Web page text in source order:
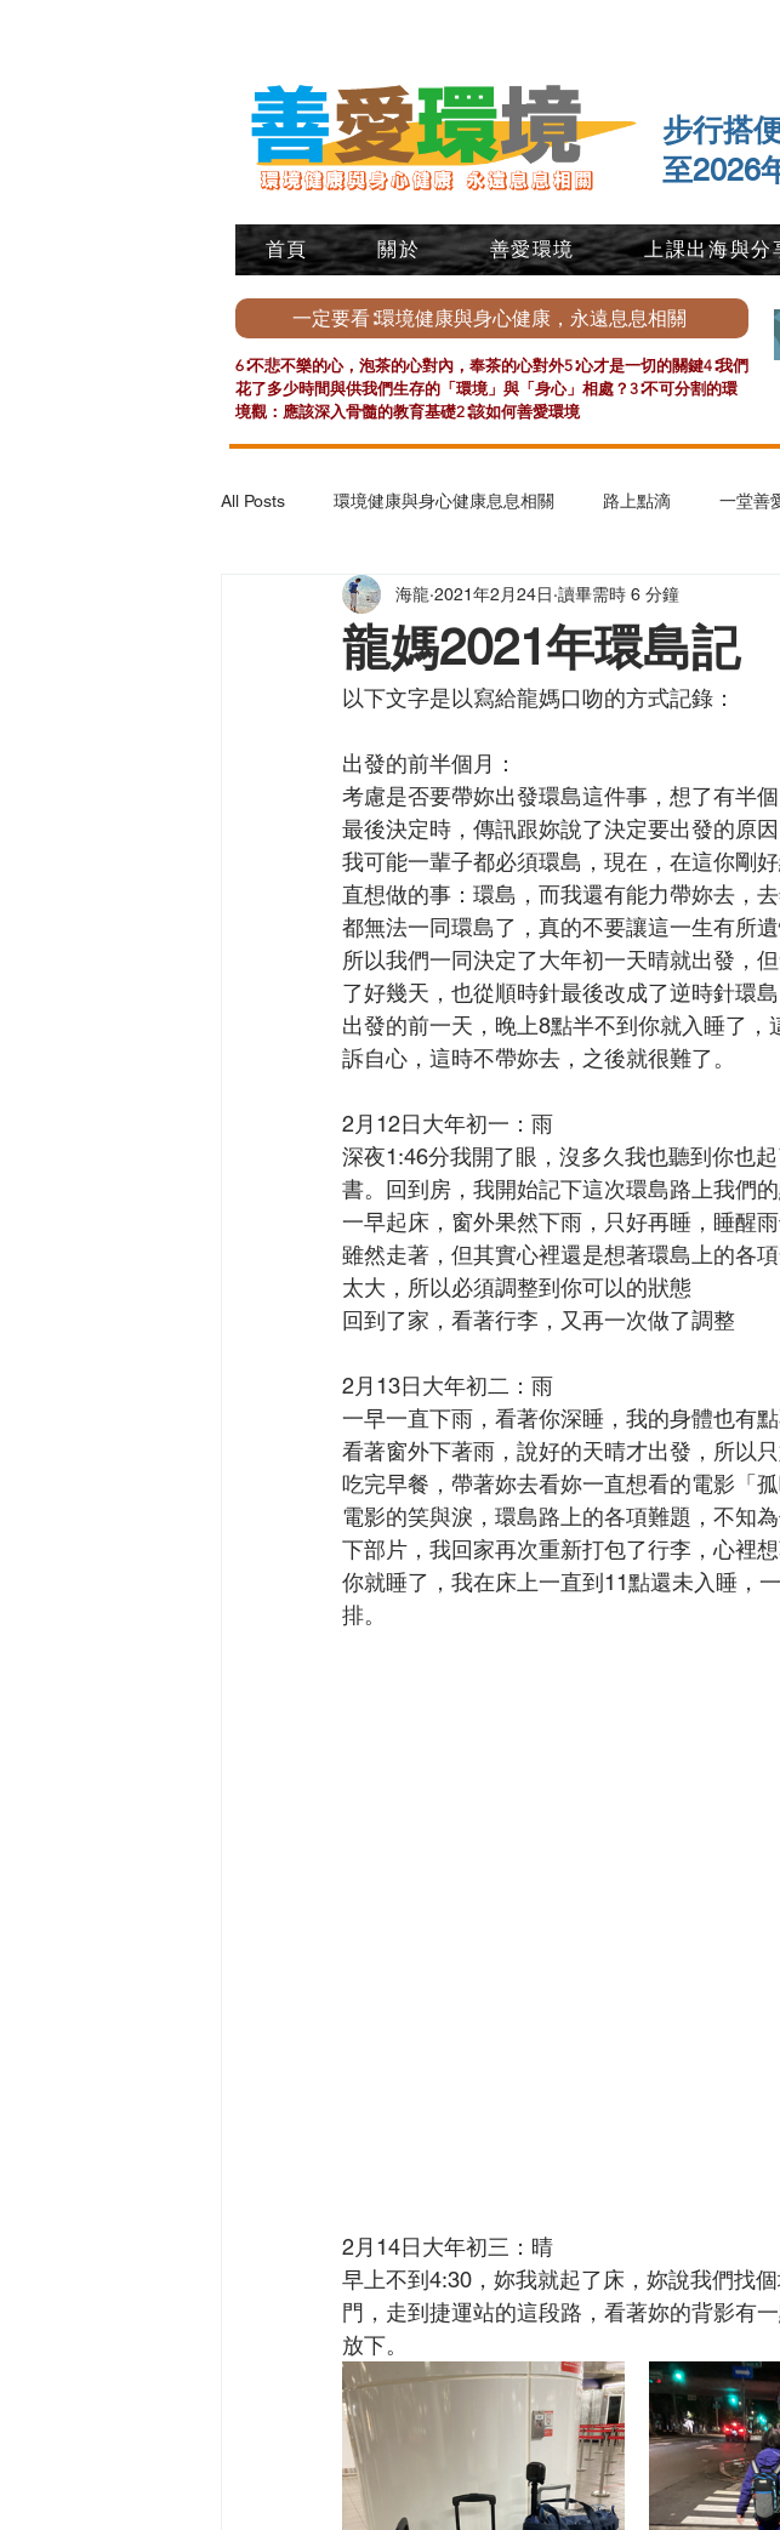
步行搭
至2026
首頁 關於 善愛環境 上課出海與分
一定要看∶環境健康與身心健康，永遠息息相關
6∶不悲不樂的心，泡茶的心對內，奉茶的心對外5∶心才是一切的關鍵4∶我們
花了多少時間與供我們生存的「環境」與「身心」相處？3∶不可分割的環
境觀：應該深入骨髓的教育基礎2∶該如何善愛環境
All Posts 環境健康與身心健康息息相關 路上點滴 一堂善
健海天使 龍（媽）窩計劃 寫給家長與老師
龍媽2021年環島記
海龍 2021年2月24日 讀畢需時 6 分鐘
以下文字是以寫給龍媽口吻的方式記錄：
出發的前半個月：
考慮是否要帶妳出發環島這件事，想了有半
最後決定時，傳訊跟妳說了決定要出發的原因
我可能一輩子都必須環島，現在，在這你剛
直想做的事：環島，而我還有能力帶妳去，
都無法一同環島了，真的不要讓這一生有所
所以我們一同決定了大年初一天晴就出發，
了好幾天，也從順時針最後改成了逆時針環島
出發的前一天，晚上8點半不到你就入睡了
訴自心，這時不帶妳去，之後就很難了。
2月12日大年初一：雨
深夜1:46分我開了眼，沒多久我也聽到你也
書。回到房，我開始記下這次環島路上我們
一早起床，窗外果然下雨，只好再睡，睡醒
雖然走著，但其實心裡還是想著環島上的各
太大，所以必須調整到你可以的狀態
回到了家，看著行李，又再一次做了調整
2月13日大年初二：雨
一早一直下雨，看著你深睡，我的身體也有
看著窗外下著雨，說好的天晴才出發，所以
吃完早餐，帶著妳去看妳一直想看的電影「
電影的笑與淚，環島路上的各項難題，不知
下部片，我回家再次重新打包了行李，心裡
你就睡了，我在床上一直到11點還未入睡，
排。
2月14日大年初三：晴
早上不到4:30，妳我就起了床，妳說我們找
門，走到捷運站的這段路，看著妳的背影有
放下。